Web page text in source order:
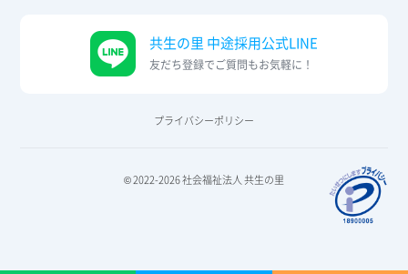
共生の里 中途採用公式LINE
友だち登録でご質問もお気軽に！
プライバシーポリシー
© 2022-2026 社会福祉法人 共生の里